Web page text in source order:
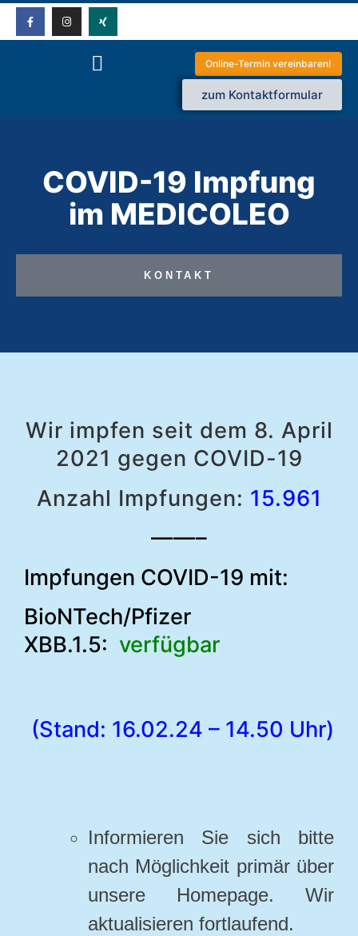
Online-Termin vereinbaren!
zum Kontaktformular
COVID-19 Impfung
im MEDICOLEO
KONTAKT
Wir impfen seit dem 8. April
2021 gegen COVID-19
Anzahl Impfungen: 15.961
——–
Impfungen COVID-19 mit:
BioNTech/Pfizer
XBB.1.5: verfügbar
(Stand: 16.02.24 – 14.50 Uhr)
Informieren Sie sich bitte
nach Möglichkeit primär über
unsere Homepage. Wir
aktualisieren fortlaufend.